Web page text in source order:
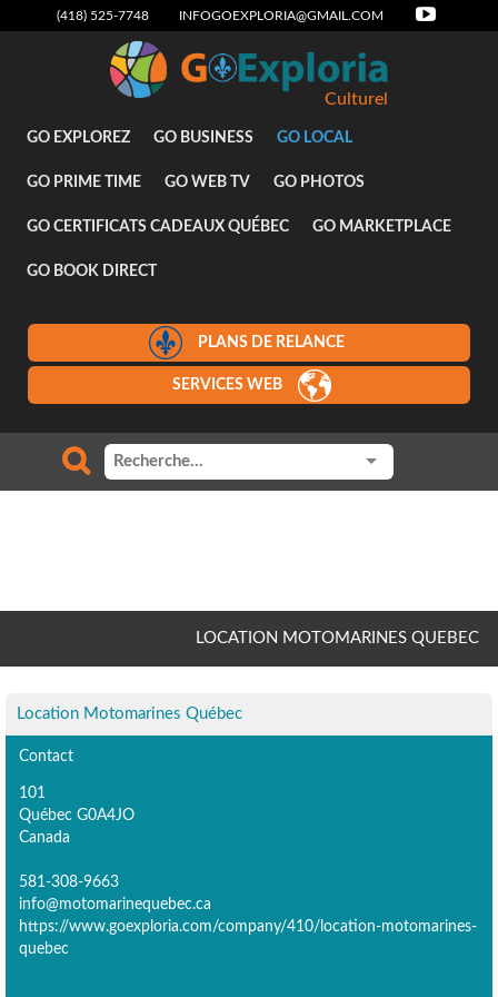
(418) 525-7748 INFOGOEXPLORIA@GMAIL.COM
Culturel
GO EXPLOREZ GO BUSINESS GO LOCAL
GO PRIME TIME GO WEB TV GO PHOTOS
GO CERTIFICATS CADEAUX QUÉBEC GO MARKETPLACE
GO BOOK DIRECT
PLANS DE RELANCE
SERVICES WEB
LOCATION MOTOMARINES QUEBEC
Location Motomarines Québec
Contact
101
Québec G0A4JO
Canada
581-308-9663
info@motomarinequebec.ca
https://www.goexploria.com/company/410/location-motomarines-
quebec